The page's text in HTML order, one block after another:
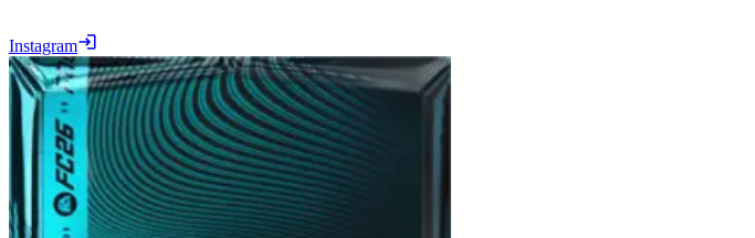
Instagram